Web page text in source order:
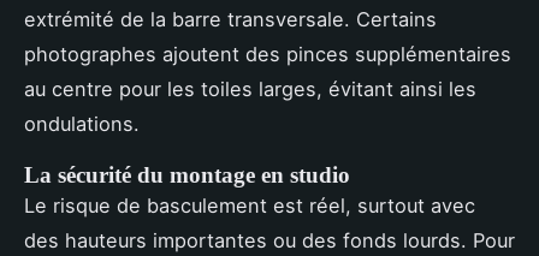
extrémité de la barre transversale. Certains
photographes ajoutent des pinces supplémentaires
au centre pour les toiles larges, évitant ainsi les
ondulations.
La sécurité du montage en studio
Le risque de basculement est réel, surtout avec
des hauteurs importantes ou des fonds lourds. Pour